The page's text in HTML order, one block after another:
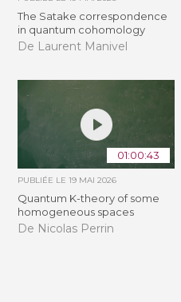
The Satake correspondence
in quantum cohomology
De Laurent Manivel
01:00:43
PUBLIÉE LE19 MAI 2026
Quantum K-theory of some
homogeneous spaces
De Nicolas Perrin